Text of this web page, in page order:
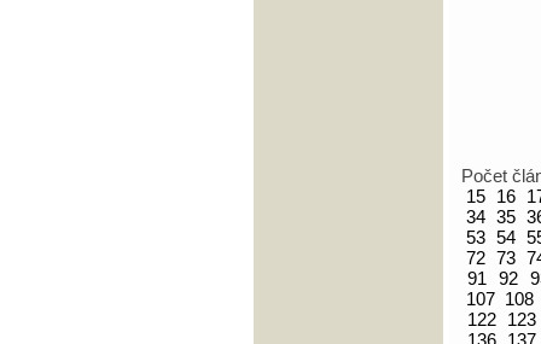
Počet
15 16
34 35
53 54
72 73
91
92
107 108
122
123
136
137